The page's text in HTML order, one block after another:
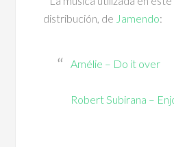
distribución, de Jamendo:
Amélie – Do it over
Robert Subirana –